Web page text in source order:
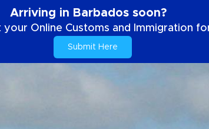
Arriving in Barbados soon?
your Online Customs and Immigration
Submit Here